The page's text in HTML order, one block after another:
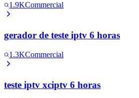
1.9KCommercial
gerador de teste iptv 6 horas
1.3KCommercial
teste iptv xciptv 6 horas